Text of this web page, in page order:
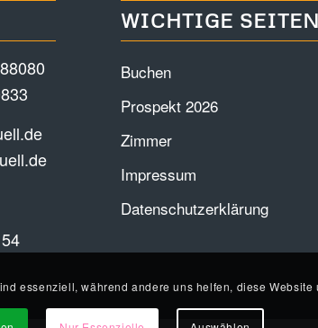
WICHTIGE SEITEN
Buchen
Prospekt 2026
Zimmer
Impressum
Datenschutzerklärung
essenziell, während andere uns helfen, diese Website